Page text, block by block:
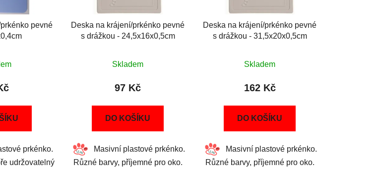
pevné
prkénko.
udržovatelný
Deska na krájení/prkénko pevné
s drážkou - 24,5x16x0,5cm
Skladem
97 Kč
DO KOŠÍKU
Masivní plastové prkénko.
Různé barvy, příjemné pro oko.
Deska na krájení/prkénko pevné
s drážkou - 31,5x20x0,5cm
Skladem
162 Kč
DO KOŠÍKU
Masivní plastové prkénko.
Různé barvy, příjemné pro oko.